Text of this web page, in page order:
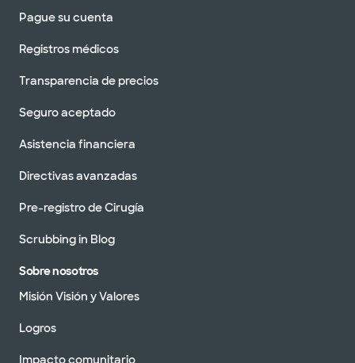
Pague su cuenta
Registros médicos
Transparencia de precios
Seguro aceptado
Asistencia financiera
Directivas avanzadas
Pre-registro de Cirugía
Scrubbing in Blog
Sobre nosotros
Misión Visión y Valores
Logros
Impacto comunitario